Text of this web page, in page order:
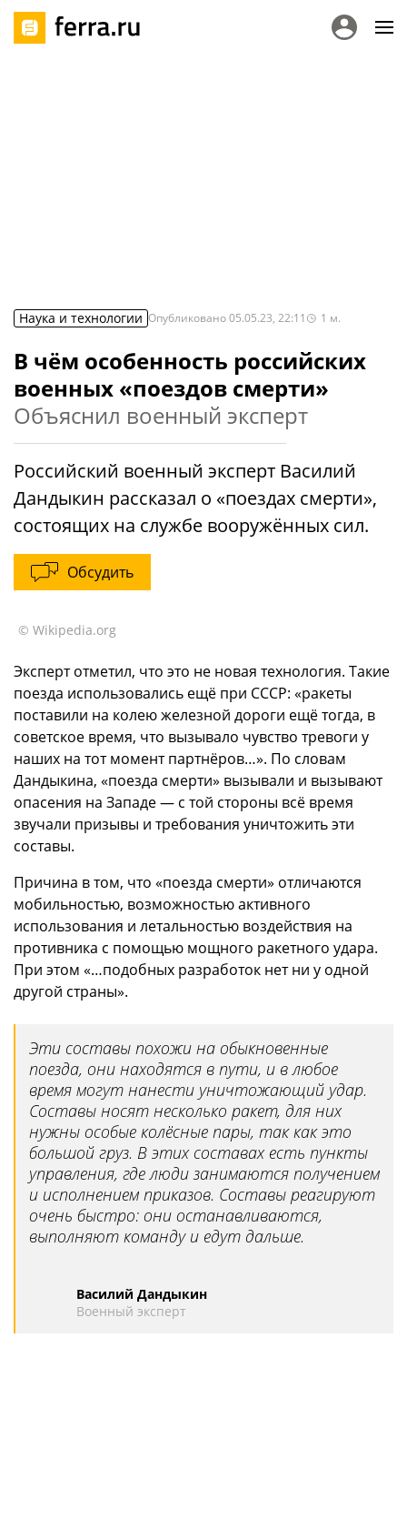
Наука и технологии Опубликовано05.05.23, 22:11 1 м.
В чём особенность российских
военных «поездов смерти»
Объяснил военный эксперт
Российский военный эксперт Василий
Дандыкин рассказал о «поездах смерти»,
состоящих на службе вооружённых сил.
Обсудить
© Wikipedia.org
Эксперт отметил, что это не новая технология. Такие
поезда использовались ещё при СССР: «ракеты
поставили на колею железной дороги ещё тогда, в
советское время, что вызывало чувство тревоги у
наших на тот момент партнёров…». По словам
Дандыкина, «поезда смерти» вызывали и вызывают
опасения на Западе — с той стороны всё время
звучали призывы и требования уничтожить эти
составы.
Причина в том, что «поезда смерти» отличаются
мобильностью, возможностью активного
использования и летальностью воздействия на
противника с помощью мощного ракетного удара.
При этом «…подобных разработок нет ни у одной
другой страны».
Эти составы похожи на обыкновенные
поезда, они находятся в пути, и в любое
время могут нанести уничтожающий удар.
Составы носят несколько ракет, для них
нужны особые колёсные пары, так как это
большой груз. В этих составах есть пункты
управления, где люди занимаются получением
и исполнением приказов. Составы реагируют
очень быстро: они останавливаются,
выполняют команду и едут дальше.
Василий Дандыкин
Военный эксперт